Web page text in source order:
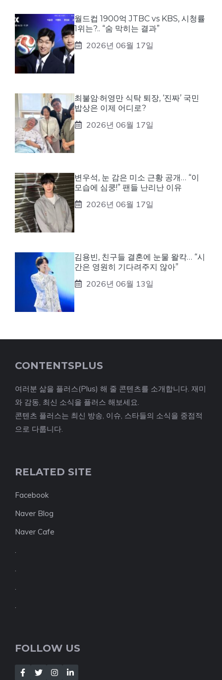
월드컵 1900억 JTBC vs KBS, 시청률
1위는?.. “숨 막히는 결과”
2026년 06월 17일
최불암·허영만 식탁 퇴장, ‘진짜’ 국민
밥상은 이제 어디로?
2026년 06월 17일
변우석, 눈 감은 미소 근황 공개… “이
모습에 심쿵!” 팬들 난리난 이유
2026년 06월 17일
김용빈, 친구들 결혼에 눈물 왈칵… “시
간은 영원히 기다려주지 않아”
2026년 06월 13일
CONTENTSPLUS
여러분 삶을 플러스(Plus) 해 줄 콘텐츠를 소개합니다. 재미
와 감동, 최신 소식을 플러스 해보세요.
콘텐츠 플러스는 최신 방송, 이슈, 스타들의 소식을 중점적
으로 다룹니다.
RELATED SITE
Facebook
Naver Blog
Naver Cafe
.
.
.
.
FOLLOW US